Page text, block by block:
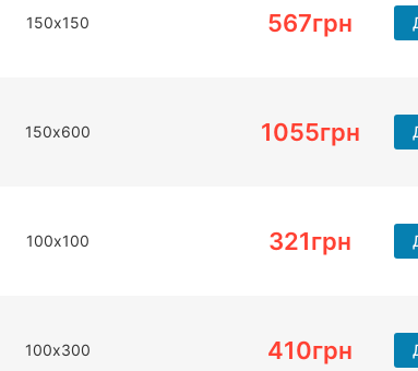
150х150 567грн
150х600 1055грн
100х100 321грн
100х300 410грн